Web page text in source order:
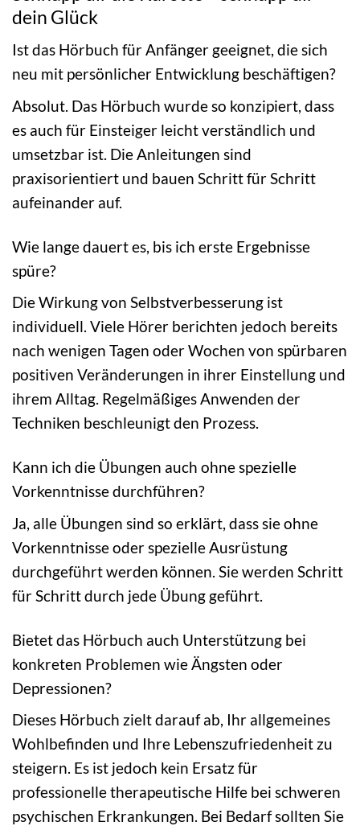
dein Glück
Ist das Hörbuch für Anfänger geeignet, die sich
neu mit persönlicher Entwicklung beschäftigen?
Absolut. Das Hörbuch wurde so konzipiert, dass
es auch für Einsteiger leicht verständlich und
umsetzbar ist. Die Anleitungen sind
praxisorientiert und bauen Schritt für Schritt
aufeinander auf.
Wie lange dauert es, bis ich erste Ergebnisse
spüre?
Die Wirkung von Selbstverbesserung ist
individuell. Viele Hörer berichten jedoch bereits
nach wenigen Tagen oder Wochen von spürbaren
positiven Veränderungen in ihrer Einstellung und
ihrem Alltag. Regelmäßiges Anwenden der
Techniken beschleunigt den Prozess.
Kann ich die Übungen auch ohne spezielle
Vorkenntnisse durchführen?
Ja, alle Übungen sind so erklärt, dass sie ohne
Vorkenntnisse oder spezielle Ausrüstung
durchgeführt werden können. Sie werden Schritt
für Schritt durch jede Übung geführt.
Bietet das Hörbuch auch Unterstützung bei
konkreten Problemen wie Ängsten oder
Depressionen?
Dieses Hörbuch zielt darauf ab, Ihr allgemeines
Wohlbefinden und Ihre Lebenszufriedenheit zu
steigern. Es ist jedoch kein Ersatz für
professionelle therapeutische Hilfe bei schweren
psychischen Erkrankungen. Bei Bedarf sollten Sie